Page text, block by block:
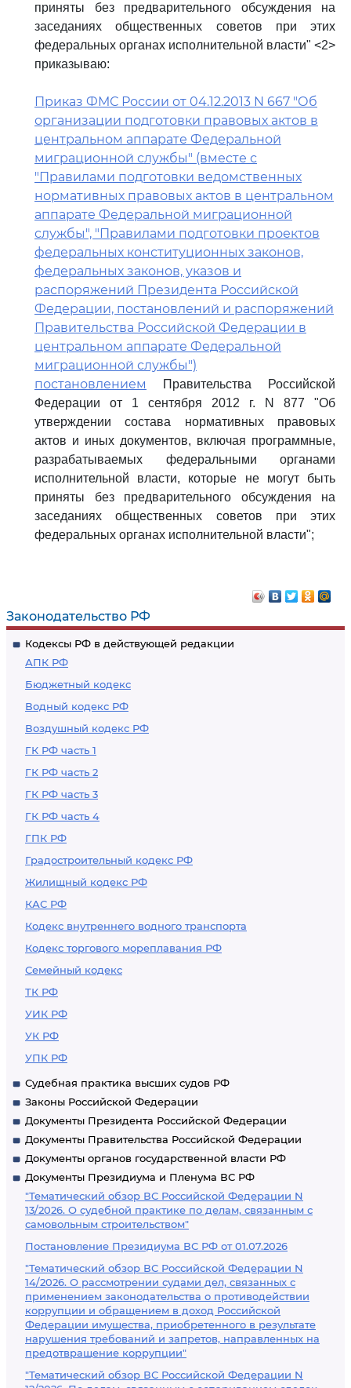
Законодательство РФ
Кодексы РФ в действующей редакции
АПК РФ
Бюджетный кодекс
Водный кодекс РФ
Воздушный кодекс РФ
ГК РФ часть 1
ГК РФ часть 2
ГК РФ часть 3
ГК РФ часть 4
ГПК РФ
Градостроительный кодекс РФ
Жилищный кодекс РФ
КАС РФ
Кодекс внутреннего водного транспорта
Кодекс торгового мореплавания РФ
Семейный кодекс
ТК РФ
УИК РФ
УК РФ
УПК РФ
Судебная практика высших судов РФ
Законы Российской Федерации
Документы Президента Российской Федерации
Документы Правительства Российской Федерации
Документы органов государственной власти РФ
Документы Президиума и Пленума ВС РФ
"Тематический обзор ВС Российской Федерации N
13/2026. О судебной практике по делам, связанным с
самовольным строительством"
Постановление Президиума ВС РФ от 01.07.2026
"Тематический обзор ВС Российской Федерации N
14/2026. О рассмотрении судами дел, связанных с
применением законодательства о противодействии
коррупции и обращением в доход Российской
Федерации имущества, приобретенного в результате
нарушения требований и запретов, направленных на
предотвращение коррупции"
"Тематический обзор ВС Российской Федерации N
приняты без предварительного обсуждения на
заседаниях общественных советов при этих
федеральных органах исполнительной власти" <2>
приказываю:
Приказ ФМС России от 04.12.2013 N 667 "Об
организации подготовки правовых актов в
центральном аппарате Федеральной
миграционной службы" (вместе с
"Правилами подготовки ведомственных
нормативных правовых актов в центральном
аппарате Федеральной миграционной
службы", "Правилами подготовки проектов
федеральных конституционных законов,
федеральных законов, указов и
распоряжений Президента Российской
Федерации, постановлений и распоряжений
Правительства Российской Федерации в
центральном аппарате Федеральной
миграционной службы")
постановлением
Правительства Российской
Федерации от 1 сентября 2012 г. N 877 "Об
утверждении состава нормативных правовых
актов и иных документов, включая программные,
разрабатываемых федеральными органами
исполнительной власти, которые не могут быть
приняты без предварительного обсуждения на
заседаниях общественных советов при этих
федеральных органах исполнительной власти";